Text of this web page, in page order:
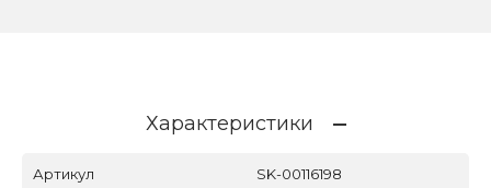
Характеристики
Артикул SK-00116198